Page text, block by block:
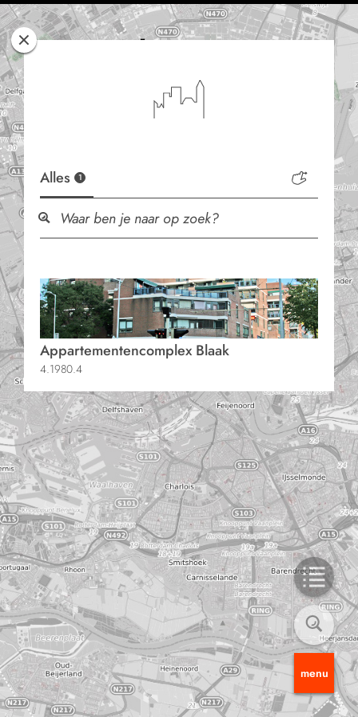
Rotterdam
menu
Alles 1
Appartementencomplex Blaak
4.1980.4